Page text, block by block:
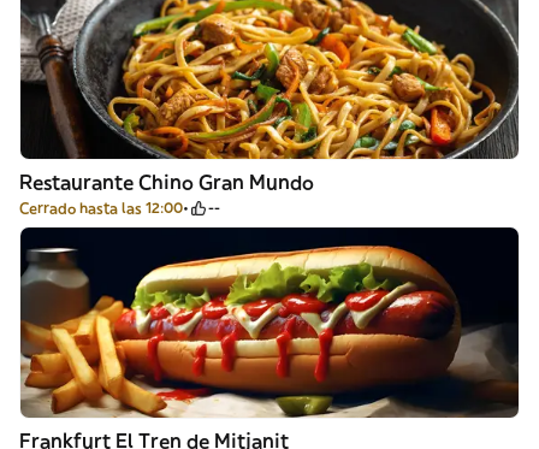
Restaurante Chino Gran Mundo
Cerrado hasta las 12:00 --
Frankfurt El Tren de Mitjanit